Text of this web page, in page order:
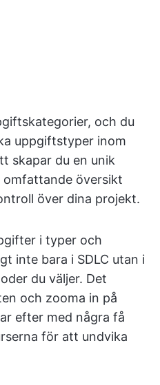
och du
uppgiftstyper inom
skapar du en unik
översikt
över dina projekt.
i typer och
inte bara i SDLC utan i
du väljer. Det
och zooma in på
efter med några få
för att undvika